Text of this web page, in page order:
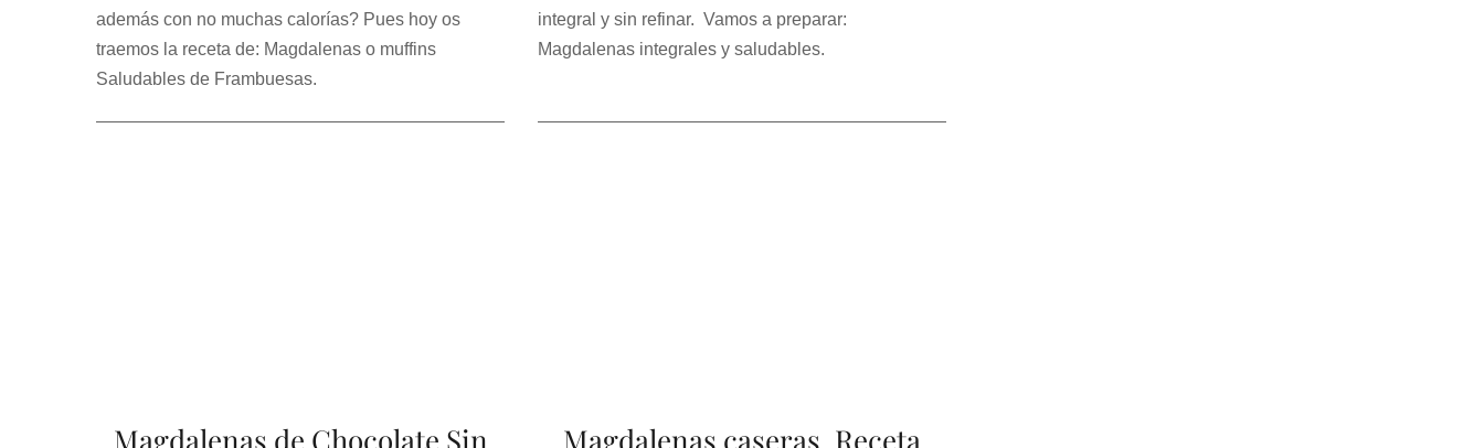
además con no muchas calorías? Pues hoy os
traemos la receta de: Magdalenas o muffins
Saludables de Frambuesas.
integral y sin refinar. Vamos a preparar:
Magdalenas integrales y saludables.
Magdalenas de Chocolate Sin Magdalenas caseras. Receta